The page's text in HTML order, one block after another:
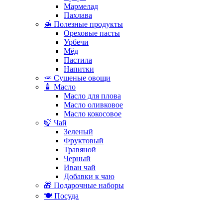
Мармелад
Пахлава
🍯 Полезные продукты
Ореховые пасты
Урбечи
Мёд
Пастила
Напитки
🥕 Сушеные овощи
🧴 Масло
Масло для плова
Масло оливковое
Масло кокосовое
🍃 Чай
Зеленый
Фруктовый
Травяной
Черный
Иван чай
Добавки к чаю
🎁 Подарочные наборы
🍽️ Посуда